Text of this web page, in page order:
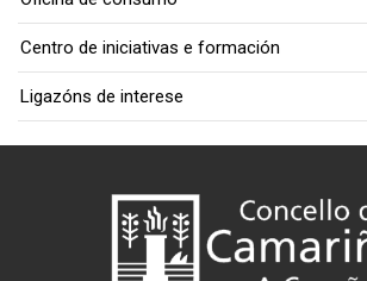
Centro de iniciativas e formación
Ligazóns de interese